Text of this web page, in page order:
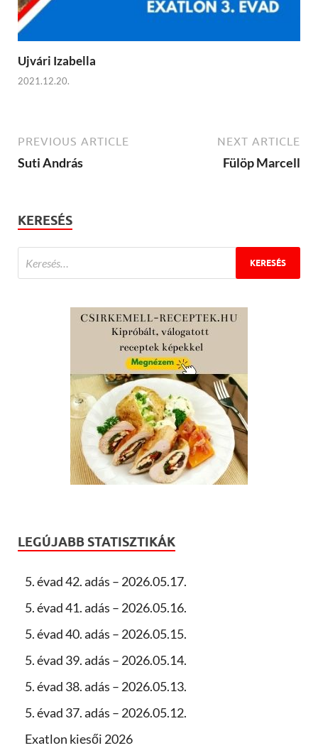
Ujvári Izabella
2021.12.20.
PREVIOUS ARTICLE
Suti András
NEXT ARTICLE
Fülöp Marcell
KERESÉS
LEGÚJABB STATISZTIKÁK
5. évad 42. adás – 2026.05.17.
5. évad 41. adás – 2026.05.16.
5. évad 40. adás – 2026.05.15.
5. évad 39. adás – 2026.05.14.
5. évad 38. adás – 2026.05.13.
5. évad 37. adás – 2026.05.12.
Exatlon kiesői 2026